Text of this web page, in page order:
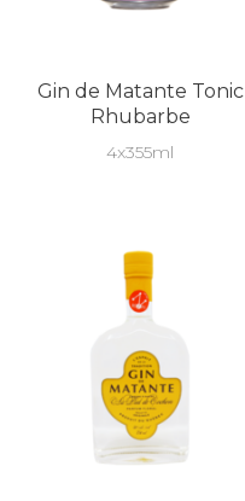
Gin de Matante Tonic
Rhubarbe
4x355ml